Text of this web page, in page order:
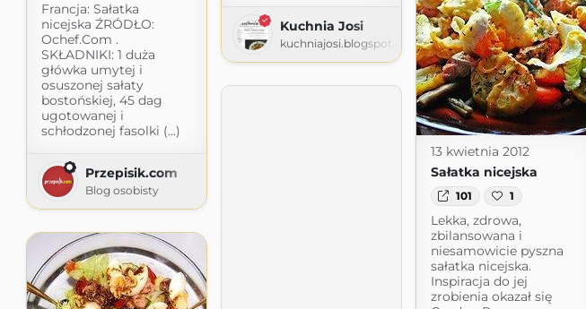
Kuchnia Josi
kuchniajosi.blogspot.com
Francja: Sałatka
nicejska ŹRÓDŁO:
Ochef.Com .
SKŁADNIKI: 1 duża
główka umytej i
osuszonej sałaty
bostońskiej, 45 dag
ugotowanej i
schłodzonej fasolki (...)
Przepisik.com
Blog osobisty
13 kwietnia 2012
Sałatka nicejska
101 1
Lekka, zdrowa,
zbilansowana i
niesamowicie pyszna
sałatka nicejska.
Inspiracja do jej
zrobienia okazał się